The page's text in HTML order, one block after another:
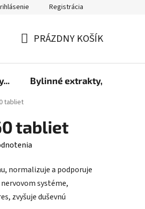
Registrácia
KOŠÍK
PRÁZDNY KOŠÍK
Bylinné extrakty, sirupy a
tabliet
tabliet
normalizuje a podporuje
systéme,
zvyšuje duševnú